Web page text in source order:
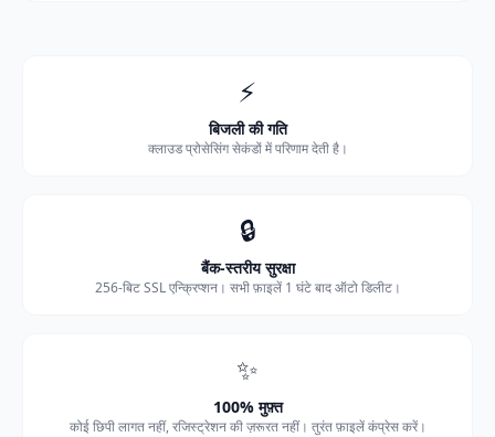
⚡
बिजली की गति
क्लाउड प्रोसेसिंग सेकंडों में परिणाम देती है।
🔒
बैंक-स्तरीय सुरक्षा
256-बिट SSL एन्क्रिप्शन। सभी फ़ाइलें 1 घंटे बाद ऑटो डिलीट।
✨
100% मुफ़्त
कोई छिपी लागत नहीं, रजिस्ट्रेशन की ज़रूरत नहीं। तुरंत फ़ाइलें कंप्रेस करें।